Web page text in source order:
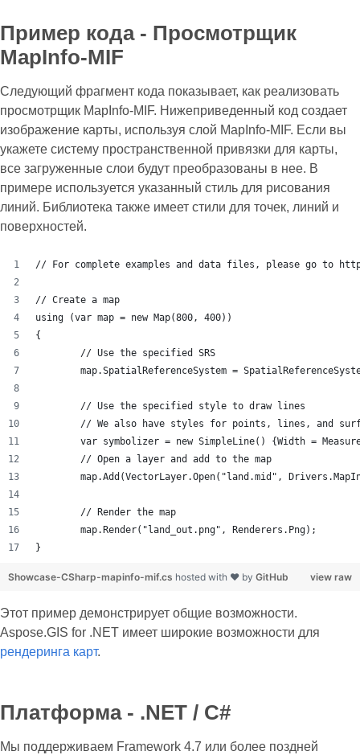
Пример кода - Просмотрщик
MapInfo-MIF
Следующий фрагмент кода показывает, как реализовать
просмотрщик MapInfo-MIF. Нижеприведенный код создает
изображение карты, используя слой MapInfo-MIF. Если вы
укажете систему пространственной привязки для карты,
все загруженные слои будут преобразованы в нее. В
примере используется указанный стиль для рисования
линий. Библиотека также имеет стили для точек, линий и
поверхностей.
// For complete examples and data files, please go to
// Create a map
using (var map = new Map(800, 400))
{
	// Use the specified SRS
map.SpatialReferenceSystem =
	// Use the specified style to draw lines
// We also have styles for points, lines, and
var symbolizer = new SimpleLine() {Width =
	// Open a layer and add to the map
map.Add(VectorLayer.Open("land.mid",
	// Render the map
	map.Render("land_out.png", Renderers.Png);
}
view raw
Showcase-CSharp-mapinfo-mif.cs hosted with ❤ by GitHub
Этот пример демонстрирует общие возможности.
Aspose.GIS for .NET имеет широкие возможности для
рендеринга карт.
Платформа - .NET / C#
Мы поддерживаем Framework 4.7 или более поздней